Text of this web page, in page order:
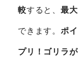
較すると、最
できます。 ポ
プリ！ゴリラ